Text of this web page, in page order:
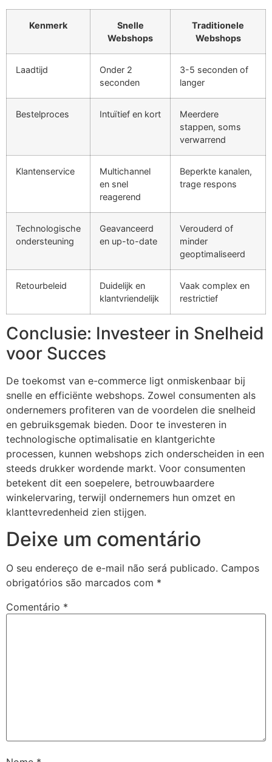
Kenmerk
Snelle
Webshops
Traditionele
Webshops
Laadtijd
Onder 2
seconden
3-5 seconden of
langer
Bestelproces Intuïtief en kort
Meerdere
stappen, soms
verwarrend
Klantenservice
Multichannel
en snel
reagerend
Beperkte kanalen,
trage respons
Technologische
ondersteuning
Geavanceerd
en up-to-date
Verouderd of
minder
geoptimaliseerd
Retourbeleid
Duidelijk en
klantvriendelijk
Vaak complex en
restrictief
Conclusie: Investeer in Snelheid
voor Succes
De toekomst van e-commerce ligt onmiskenbaar bij
snelle en efficiënte webshops. Zowel consumenten als
ondernemers profiteren van de voordelen die snelheid
en gebruiksgemak bieden. Door te investeren in
technologische optimalisatie en klantgerichte
processen, kunnen webshops zich onderscheiden in een
steeds drukker wordende markt. Voor consumenten
betekent dit een soepelere, betrouwbaardere
winkelervaring, terwijl ondernemers hun omzet en
klanttevredenheid zien stijgen.
Deixe um comentário
O seu endereço de e-mail não será publicado. Campos
obrigatórios são marcados com *
Comentário *